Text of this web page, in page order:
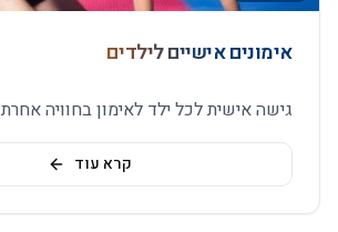
אימונים אישיים לילדים
גישה אישית לכל ילד לאימון בחוויה אחרת
קרא עוד